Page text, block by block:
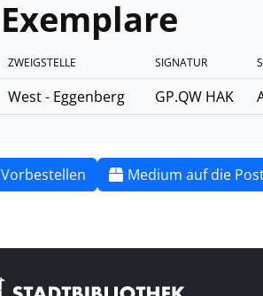
Exemplare
ZWEIGSTELLE SIGNATUR
West - Eggenberg GP.QW HAK
Vorbestellen Medium auf die